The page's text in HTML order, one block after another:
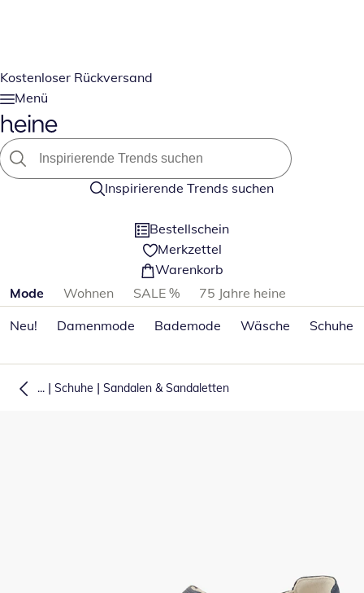
Kostenloser Rückversand
Menü
Inspirierende Trends suchen
Bestellschein
Merkzettel
Warenkorb
Produktkategorien überspringen
Mode Wohnen SALE %
75 Jahre heine
Neu!
Damenmode Bademode Wäsche Schuhe
... | Schuhe | Sandalen & Sandaletten